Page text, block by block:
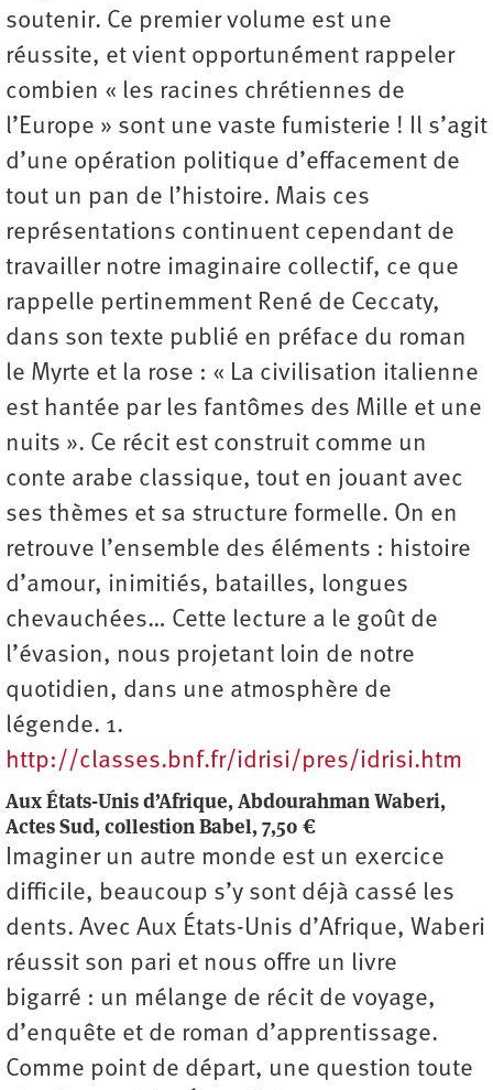
soutenir. Ce premier volume est une
réussite, et vient opportunément rappeler
combien « les racines chrétiennes de
l’Europe » sont une vaste fumisterie ! Il s’agit
d’une opération politique d’effacement de
tout un pan de l’histoire. Mais ces
représentations continuent cependant de
travailler notre imaginaire collectif, ce que
rappelle pertinemment René de Ceccaty,
dans son texte publié en préface du roman
le Myrte et la rose : « La civilisation italienne
est hantée par les fantômes des Mille et une
nuits ». Ce récit est construit comme un
conte arabe classique, tout en jouant avec
ses thèmes et sa structure formelle. On en
retrouve l’ensemble des éléments : histoire
d’amour, inimitiés, batailles, longues
chevauchées… Cette lecture a le goût de
l’évasion, nous projetant loin de notre
quotidien, dans une atmosphère de
légende. 1.
http://classes.bnf.fr/idrisi/pres/idrisi.htm
Aux États-Unis d’Afrique, Abdourahman Waberi,
Actes Sud, collestion Babel, 7,50 €
Imaginer un autre monde est un exercice
difficile, beaucoup s’y sont déjà cassé les
dents. Avec Aux États-Unis d’Afrique, Waberi
réussit son pari et nous offre un livre
bigarré : un mélange de récit de voyage,
d’enquête et de roman d’apprentissage.
Comme point de départ, une question toute